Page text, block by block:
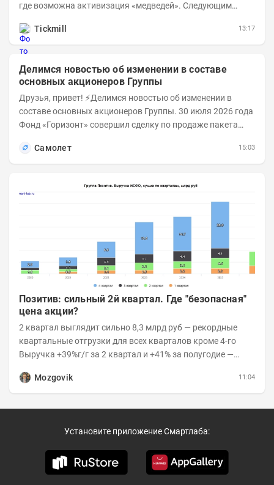
где возможна активизация «медведей». Следующим
Tickmill
13:17
Делимся новостью об изменении в составе
основных акционеров Группы
Друзья, привет! ⚡️Делимся новостью об изменении в
составе основных акционеров Группы. 30 июля 2026 года
Фонд «Горизонт» совершил сделку по продаже пакета
Самолет
15:03
Позитив: сильный 2й квартал. Где "безопасная"
цена акции?
2 квартал выглядит сильно 8,3 млрд руб — рекордные
квартальные отгрузки для всех кварталов кроме 4-го
Выручка +39%г/г за 2 квартал и +41% за полугодие —
Mozgovik
11:04
Установите приложение Смартлаба: